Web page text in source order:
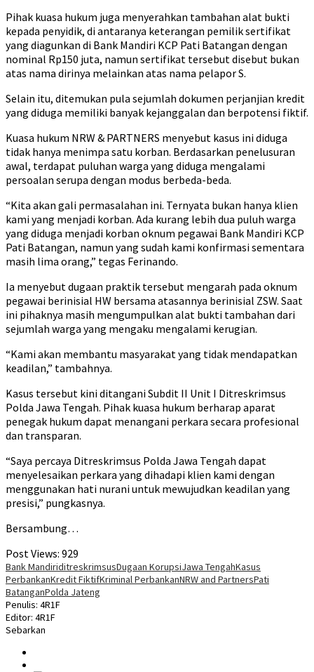
Pihak kuasa hukum juga menyerahkan tambahan alat bukti
kepada penyidik, di antaranya keterangan pemilik sertifikat
yang diagunkan di Bank Mandiri KCP Pati Batangan dengan
nominal Rp150 juta, namun sertifikat tersebut disebut bukan
atas nama dirinya melainkan atas nama pelapor S.
Selain itu, ditemukan pula sejumlah dokumen perjanjian kredit
yang diduga memiliki banyak kejanggalan dan berpotensi fiktif.
Kuasa hukum NRW & PARTNERS menyebut kasus ini diduga
tidak hanya menimpa satu korban. Berdasarkan penelusuran
awal, terdapat puluhan warga yang diduga mengalami
persoalan serupa dengan modus berbeda-beda.
“Kita akan gali permasalahan ini. Ternyata bukan hanya klien
kami yang menjadi korban. Ada kurang lebih dua puluh warga
yang diduga menjadi korban oknum pegawai Bank Mandiri KCP
Pati Batangan, namun yang sudah kami konfirmasi sementara
masih lima orang,” tegas Ferinando.
Ia menyebut dugaan praktik tersebut mengarah pada oknum
pegawai berinisial HW bersama atasannya berinisial ZSW. Saat
ini pihaknya masih mengumpulkan alat bukti tambahan dari
sejumlah warga yang mengaku mengalami kerugian.
“Kami akan membantu masyarakat yang tidak mendapatkan
keadilan,” tambahnya.
Kasus tersebut kini ditangani Subdit II Unit I Ditreskrimsus
Polda Jawa Tengah. Pihak kuasa hukum berharap aparat
penegak hukum dapat menangani perkara secara profesional
dan transparan.
“Saya percaya Ditreskrimsus Polda Jawa Tengah dapat
menyelesaikan perkara yang dihadapi klien kami dengan
menggunakan hati nurani untuk mewujudkan keadilan yang
presisi,” pungkasnya.
Bersambung…
Post Views: 929
Bank MandiriditreskrimsusDugaan KorupsiJawa TengahKasus
PerbankanKredit FiktifKriminal PerbankanNRW and PartnersPati
BatanganPolda Jateng
Penulis: 4R1F
Editor: 4R1F
Sebarkan